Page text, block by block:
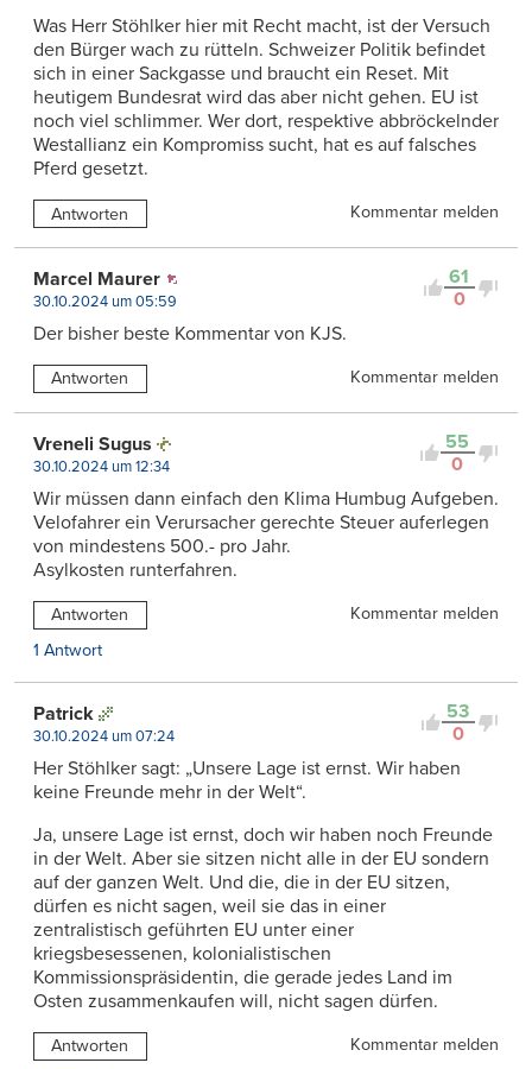
Was Herr Stöhlker hier mit Recht macht, ist der Versuch
den Bürger wach zu rütteln. Schweizer Politik befindet
sich in einer Sackgasse und braucht ein Reset. Mit
heutigem Bundesrat wird das aber nicht gehen. EU ist
noch viel schlimmer. Wer dort, respektive abbröckelnder
Westallianz ein Kompromiss sucht, hat es auf falsches
Pferd gesetzt.
Antworten Kommentar melden
61
0
Marcel Maurer
30.10.2024 um 05:59
Der bisher beste Kommentar von KJS.
Antworten Kommentar melden
55
0
Vreneli Sugus
30.10.2024 um 12:34
Wir müssen dann einfach den Klima Humbug Aufgeben.
Velofahrer ein Verursacher gerechte Steuer auferlegen
von mindestens 500.- pro Jahr.
Asylkosten runterfahren.
Antworten
Kommentar melden
1 Antwort
53
0
Patrick
30.10.2024 um 07:24
Her Stöhlker sagt: „Unsere Lage ist ernst. Wir haben
keine Freunde mehr in der Welt“.
Ja, unsere Lage ist ernst, doch wir haben noch Freunde
in der Welt. Aber sie sitzen nicht alle in der EU sondern
auf der ganzen Welt. Und die, die in der EU sitzen,
dürfen es nicht sagen, weil sie das in einer
zentralistisch geführten EU unter einer
kriegsbesessenen, kolonialistischen
Kommissionspräsidentin, die gerade jedes Land im
Osten zusammenkaufen will, nicht sagen dürfen.
Antworten
Kommentar melden